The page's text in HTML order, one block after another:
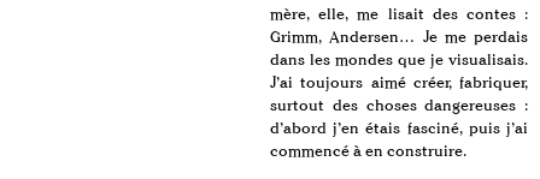
mère, elle, me lisait des contes :
Grimm, Andersen… Je me perdais
dans les mondes que je visualisais.
J’ai toujours aimé créer, fabriquer,
surtout des choses dangereuses :
d’abord j’en étais fasciné, puis j’ai
commencé à en construire.